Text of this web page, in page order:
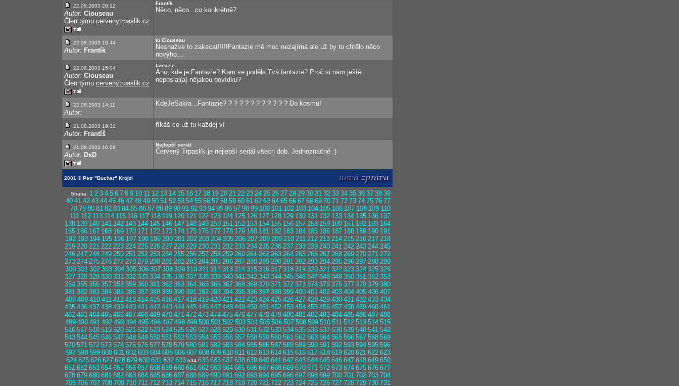
22.08.2003 20:12
Autor: Clouseau
Člen týmu cervenytrpaslik.cz
Frantík
Něco, něco...co konkrétně?
22.08.2003 19:44
Autor: Frantík
to Clouseau
Nesnažse to zakecat!!!!!Fantazie mě moc nezajímá ale už by to chtělo něco
novýho....
22.08.2003 15:04
Autor: Clouseau
Člen týmu cervenytrpaslik.cz
fantazie
Ano, kde je Fantazie? Kam se poděla Tvá fantazie? Proč si nám ještě
neposlal(a) nějakou povídku?
22.08.2003 14:11
Autor:
KdeJeSakra...Fantazie? ? ? ? ? ? ? ? ? ? ? ? Do kosmu!
21.08.2003 19:33
Autor: Frantíš
říkáš co už tu každej ví
21.08.2003 10:08
Autor: DxD
Nejlepší seriál
Červený Trpaslík je nejlepší seriál všech dob. Jednoznačně :)
2001 © Petr "Buchar" Krojzl
Strana: 1 2 3 4 5 6 7 8 9 10 11 12 13 14 15 16 17 18 19 20 21 22 23 24 25 26 27 28 29 30 31 32 33 34 35 36 37 38 39
40 41 42 43 44 45 46 47 48 49 50 51 52 53 54 55 56 57 58 59 60 61 62 63 64 65 66 67 68 69 70 71 72 73 74 75 76 77
78 79 80 81 82 83 84 85 86 87 88 89 90 91 92 93 94 95 96 97 98 99 100 101 102 103 104 105 106 107 108 109 110
111 112 113 114 115 116 117 118 119 120 121 122 123 124 125 126 127 128 129 130 131 132 133 134 135 136 137
138 139 140 141 142 143 144 145 146 147 148 149 150 151 152 153 154 155 156 157 158 159 160 161 162 163 164
165 166 167 168 169 170 171 172 173 174 175 176 177 178 179 180 181 182 183 184 185 186 187 188 189 190 191
192 193 194 195 196 197 198 199 200 201 202 203 204 205 206 207 208 209 210 211 212 213 214 215 216 217 218
219 220 221 222 223 224 225 226 227 228 229 230 231 232 233 234 235 236 237 238 239 240 241 242 243 244 245
246 247 248 249 250 251 252 253 254 255 256 257 258 259 260 261 262 263 264 265 266 267 268 269 270 271 272
273 274 275 276 277 278 279 280 281 282 283 284 285 286 287 288 289 290 291 292 293 294 295 296 297 298 299
300 301 302 303 304 305 306 307 308 309 310 311 312 313 314 315 316 317 318 319 320 321 322 323 324 325 326
327 328 329 330 331 332 333 334 335 336 337 338 339 340 341 342 343 344 345 346 347 348 349 350 351 352 353
354 355 356 357 358 359 360 361 362 363 364 365 366 367 368 369 370 371 372 373 374 375 376 377 378 379 380
381 382 383 384 385 386 387 388 389 390 391 392 393 394 395 396 397 398 399 400 401 402 403 404 405 406 407
408 409 410 411 412 413 414 415 416 417 418 419 420 421 422 423 424 425 426 427 428 429 430 431 432 433 434
435 436 437 438 439 440 441 442 443 444 445 446 447 448 449 450 451 452 453 454 455 456 457 458 459 460 461
462 463 464 465 466 467 468 469 470 471 472 473 474 475 476 477 478 479 480 481 482 483 484 485 486 487 488
489 490 491 492 493 494 495 496 497 498 499 500 501 502 503 504 505 506 507 508 509 510 511 512 513 514 515
516 517 518 519 520 521 522 523 524 525 526 527 528 529 530 531 532 533 534 535 536 537 538 539 540 541 542
543 544 545 546 547 548 549 550 551 552 553 554 555 556 557 558 559 560 561 562 563 564 565 566 567 568 569
570 571 572 573 574 575 576 577 578 579 580 581 582 583 584 585 586 587 588 589 590 591 592 593 594 595 596
597 598 599 600 601 602 603 604 605 606 607 608 609 610 611 612 613 614 615 616 617 618 619 620 621 622 623
624 625 626 627 628 629 630 631 632 633 634 635 636 637 638 639 640 641 642 643 644 645 646 647 648 649 650
651 652 653 654 655 656 657 658 659 660 661 662 663 664 665 666 667 668 669 670 671 672 673 674 675 676 677
678 679 680 681 682 683 684 685 686 687 688 689 690 691 692 693 694 695 696 697 698 699 700 701 702 703 704
705 706 707 708 709 710 711 712 713 714 715 716 717 718 719 720 721 722 723 724 725 726 727 728 729 730 731